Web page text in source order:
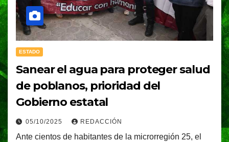
ESTADO
Sanear el agua para proteger salud
de poblanos, prioridad del
Gobierno estatal
05/10/2025 REDACCIÓN
Ante cientos de habitantes de la microrregión 25, el